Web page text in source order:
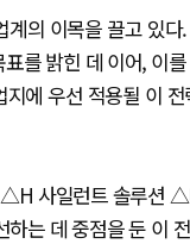
의 이목을 끌고 있
를 밝힌 데 이어, 이
에 우선 적용될 이
사일런트 솔루션
는 데 중점을 둔 이